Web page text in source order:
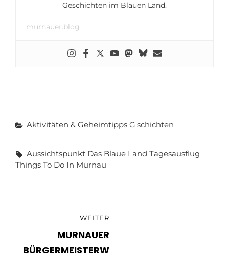
Geschichten im Blauen Land.
murnauer.blog
Categories
Aktivitäten & Geheimtipps G'schichten
Tags,
Aussichtspunkt Das Blaue Land Tagesausflug
Things To Do In Murnau
Beitragsnavigation
WEITER
MURNAUER
BÜRGERMEISTERW